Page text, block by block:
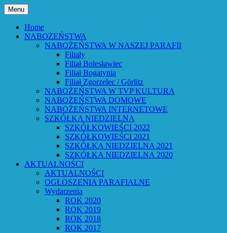
Przejdź
do
treściParafia Ewangelicko-
Augsburska w Lubaniu
czynię – Obj 21,5 – Słowo Boże Roku
Pańskiego 2026
Menu
Home
NABOŻEŃSTWA
NABOŻEŃSTWA W NASZEJ PARAFII
Filiały
Filiał Bolesławiec
Filiał Bogatynia
Filiał Zgorzelec / Görlitz
NABOŻEŃSTWA W TVP KULTURA
NABOŻEŃSTWA DOMOWE
NABOŻEŃSTWA INTERNETOWE
SZKÓŁKA NIEDZIELNA
SZKÓŁKOWIEŚCI 2022
SZKÓŁKOWIEŚCI 2021
SZKÓŁKA NIEDZIELNA 2021
SZKÓŁKA NIEDZIELNA 2020
AKTUALNOŚCI
AKTUALNOŚCI
OGŁOSZENIA PARAFIALNE
Wydarzenia
ROK 2020
ROK 2019
ROK 2018
ROK 2017